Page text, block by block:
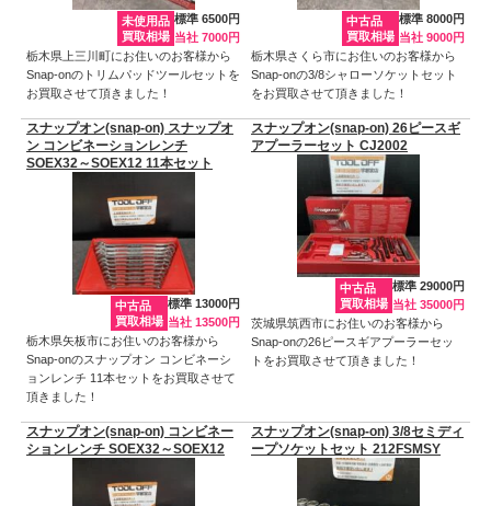
未使用品
買取相場
標準 6500円
当社 7000円
栃木県上三川町にお住いのお客様から
Snap-onのトリムパッドツールセットを
お買取させて頂きました！
中古品
買取相場
標準 8000円
当社 9000円
栃木県さくら市にお住いのお客様から
Snap-onの3/8シャローソケットセット
をお買取させて頂きました！
スナップオン(snap-on) スナップオ
ン コンビネーションレンチ
SOEX32～SOEX12 11本セット
中古品
買取相場
標準 13000円
当社 13500円
栃木県矢板市にお住いのお客様から
Snap-onのスナップオン コンビネーシ
ョンレンチ 11本セットをお買取させて
頂きました！
スナップオン(snap-on) 26ピースギ
アプーラーセット CJ2002
中古品
買取相場
標準 29000円
当社 35000円
茨城県筑西市にお住いのお客様から
Snap-onの26ピースギアプーラーセッ
トをお買取させて頂きました！
スナップオン(snap-on) コンビネー
ションレンチ SOEX32～SOEX12
スナップオン(snap-on) 3/8セミディ
ープソケットセット 212FSMSY